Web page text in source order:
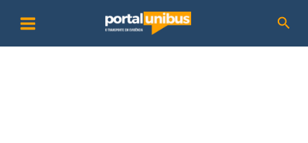
para
o